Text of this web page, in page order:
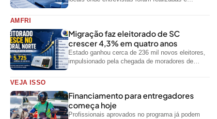
AMFRI
Migração faz eleitorado de SC
crescer 4,3% em quatro anos
Estado ganhou cerca de 236 mil novos eleitores,
impulsionado pela chegada de moradores de
VEJA ISSO
Financiamento para entregadores
começa hoje
Profissionais aprovados no programa já podem